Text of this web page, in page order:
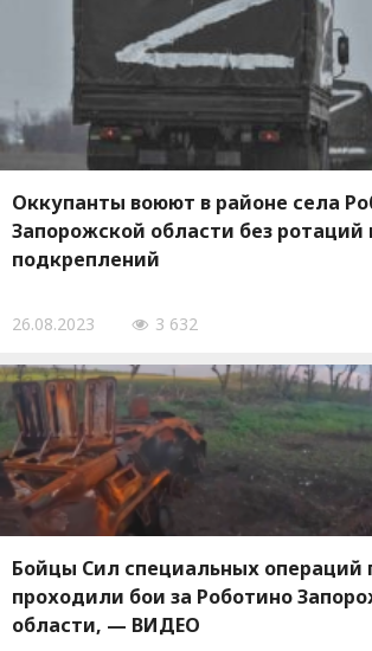
Оккупанты воюют в районе села
Запорожской области без ротаций
подкреплений
26.08.2023 3 632
Бойцы Сил специальных операций
проходили бои за Роботино
области, — ВИДЕО